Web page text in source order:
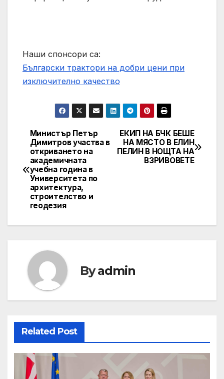
Наши спонсори са:
Български трактори на добри цени при
изключително качество
Post
navigation
ЕКИП НА БЧК БЕШЕ
НА МЯСТО В ЕЛИН
ПЕЛИН В НОЩТА НА
ВЗРИВОВЕТЕ
Министър Петър
Димитров участва в
откриването на
академичната
учебна година в
Университета по
архитектура,
строителство и
геодезия
Byadmin
Related Post